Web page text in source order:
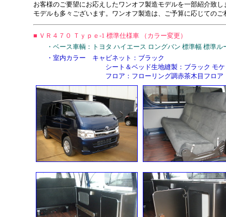
お客様のご要望にお応えしたワンオフ製造モデルを一部紹介致
モデルも多々ございます。ワンオフ製造は、ご予算に応じての
■ ＶＲ４７０ Ｔｙｐｅ‐1 標準仕様車 （カラー変更）
・ベース車輌：トヨタ ハイエース ロングバン 標準幅 標準
・室内カラー キャビネット：ブラック
シート＆ベッド生地縫製：ブラック モケット
フロア：フローリング調赤茶木目フロア